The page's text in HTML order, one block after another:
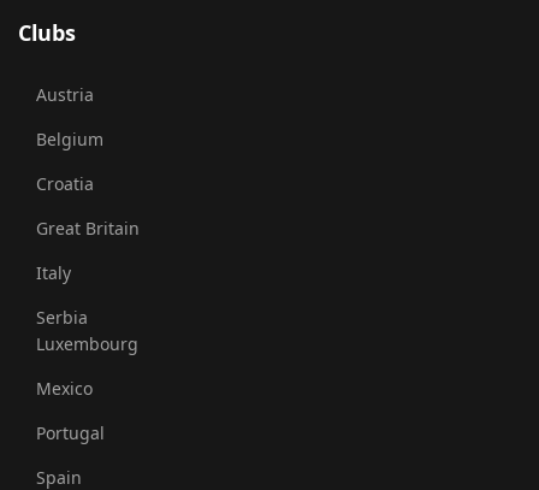
Clubs
Austria
Belgium
Croatia
Great Britain
Italy
Serbia
Luxembourg
Mexico
Portugal
Spain